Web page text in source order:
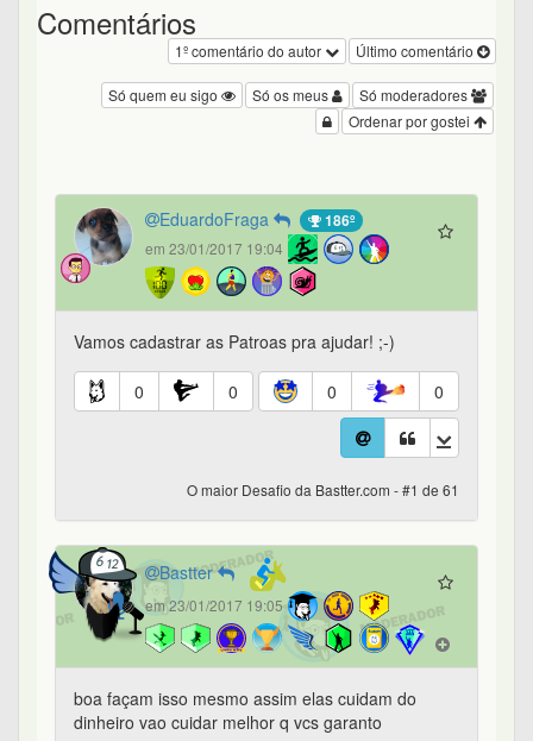
Comentários
Último comentário
1º comentário do autor
Só moderadores
Só os meus
Só quem eu sigo
Ordenar por gostei
EduardoFraga 186º
em 23/01/2017 19:04
Vamos cadastrar as Patroas pra ajudar! ;-)
0 0 0 0
O maior Desafio da Bastter.com - #1 de 61
Bastter
em 23/01/2017 19:05
boa façam isso mesmo assim elas cuidam do
dinheiro vao cuidar melhor q vcs garanto